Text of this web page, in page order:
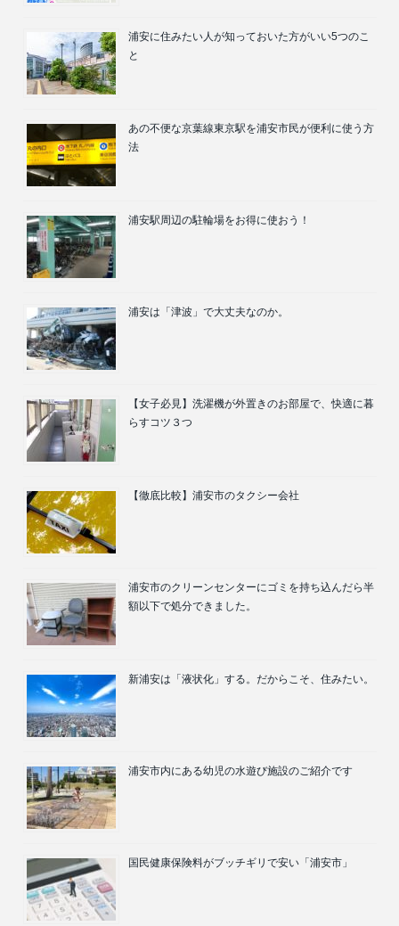
浦安に住みたい人が知っておいた方がいい5つのこ
と
あの不便な京葉線東京駅を浦安市民が便利に使う方
法
浦安駅周辺の駐輪場をお得に使おう！
浦安は「津波」で大丈夫なのか。
【女子必見】洗濯機が外置きのお部屋で、快適に暮
らすコツ３つ
【徹底比較】浦安市のタクシー会社
浦安市のクリーンセンターにゴミを持ち込んだら半
額以下で処分できました。
新浦安は「液状化」する。だからこそ、住みたい。
浦安市内にある幼児の水遊び施設のご紹介です
国民健康保険料がブッチギリで安い「浦安市」